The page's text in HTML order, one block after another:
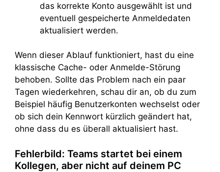
das korrekte Konto ausgewählt ist und
eventuell gespeicherte Anmeldedaten
aktualisiert werden.
Wenn dieser Ablauf funktioniert, hast du eine
klassische Cache- oder Anmelde-Störung
behoben. Sollte das Problem nach ein paar
Tagen wiederkehren, schau dir an, ob du zum
Beispiel häufig Benutzerkonten wechselst oder
ob sich dein Kennwort kürzlich geändert hat,
ohne dass du es überall aktualisiert hast.
Fehlerbild: Teams startet bei einem
Kollegen, aber nicht auf deinem PC